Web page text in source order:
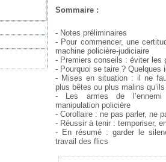
Sommaire :
- Notes préliminaires
- Pour commencer, une
machine policière-judiciaire
- Premiers conseils : éviter les
- Pourquoi se taire ? Quelques
- Mises en situation : il ne
plus bêtes ou plus malins
- Les armes de
manipulation policière
- Corollaire : ne pas parler, ne
- Réussir à tenir : temporiser,
- En résumé : garder le
travail des flics